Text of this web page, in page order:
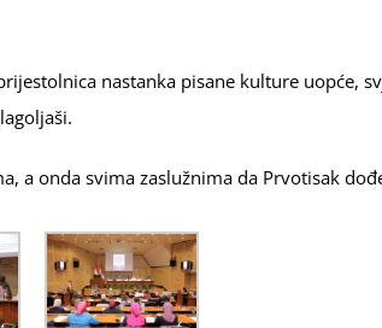
nastanka pisane kulture uopće,
a onda svima zaslužnima da Prvotisak